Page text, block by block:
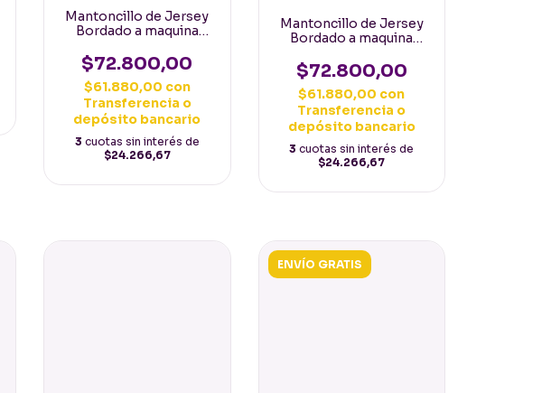
Mantoncillo de Jersey
Bordado a maquina
con flores blancas
$72.800,00
$61.880,00 con
Transferencia o
depósito bancario
3 cuotas sin interés de
$24.266,67
Mantoncillo de Jersey
Bordado a maquina
con flores negras
$72.800,00
$61.880,00 con
Transferencia o
depósito bancario
3 cuotas sin interés de
$24.266,67
ENVÍO GRATIS